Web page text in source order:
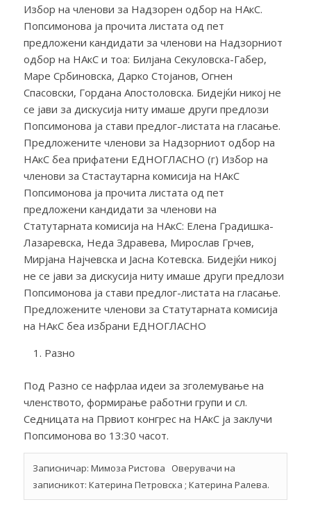
Избор на членови за Надзорен одбор на НАкС.
Попсимонова ја прочита листата од пет
предложени кандидати за членови на Надзорниот
одбор на НАкС и тоа: Билјана Секуловска-Габер,
Маре Србиновска, Дарко Стојанов, Огнен
Спасовски, Гордана Апостоловска. Бидејќи никој не
се јави за дискусија ниту имаше други предлози
Попсимонова ја стави предлог-листата на гласање.
Предложените членови за Надзорниот одбор на
НАкС беа прифатени ЕДНОГЛАСНО (г) Избор на
членови за Стастаутарна комисија на НАкС
Попсимонова ја прочита листата од пет
предложени кандидати за членови на
Статутарната комисија на НАкС: Елена Градишка-
Лазаревска, Неда Здравева, Мирослав Грчев,
Мирјана Најчевска и Јасна Котевска. Бидејќи никој
не се јави за дискусија ниту имаше други предлози
Попсимонова ја стави предлог-листата на гласање.
Предложените членови за Статутарната комисија
на НАкС беа избрани ЕДНОГЛАСНО
Разно
Под Разно се нафрлаа идеи за зголемување на
членството, формирање работни групи и сл.
Седницата на Првиот конгрес на НАкС ја заклучи
Попсимонова во 13:30 часот.
Записничар: Мимоза Ристова Оверувачи на
записникот: Катерина Петровска ; Катерина Ралева.